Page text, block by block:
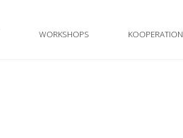
WORKSHOPS KOOPERATION